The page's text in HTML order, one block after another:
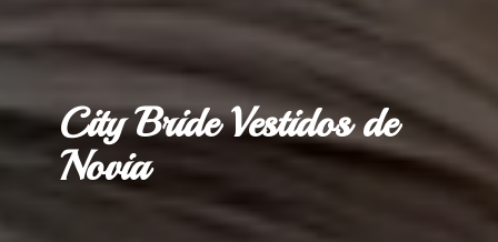
City Bride Vestidosde
Novia